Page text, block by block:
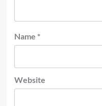
Name *
Website